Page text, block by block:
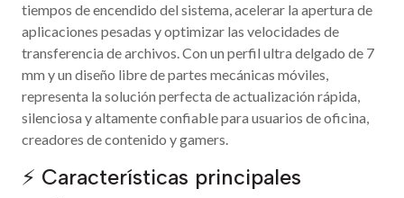
tiempos de encendido del sistema, acelerar la apertura de
aplicaciones pesadas y optimizar las velocidades de
transferencia de archivos. Con un perfil ultra delgado de 7
mm y un diseño libre de partes mecánicas móviles,
representa la solución perfecta de actualización rápida,
silenciosa y altamente confiable para usuarios de oficina,
creadores de contenido y gamers.
⚡ Características principales